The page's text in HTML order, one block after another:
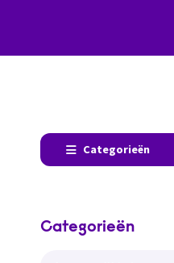
Categorieën
Categorieën